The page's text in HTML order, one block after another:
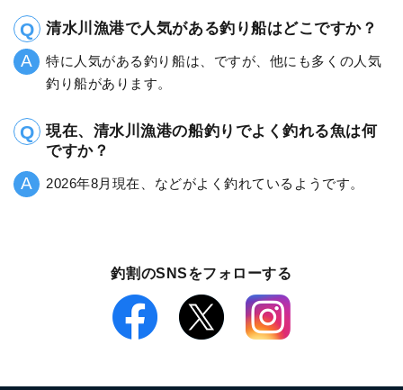
清水川漁港で人気がある釣り船はどこですか？
特に人気がある釣り船は、ですが、他にも多くの人気
釣り船があります。
現在、清水川漁港の船釣りでよく釣れる魚は何
ですか？
2026年8月現在、などがよく釣れているようです。
釣割のSNSをフォローする